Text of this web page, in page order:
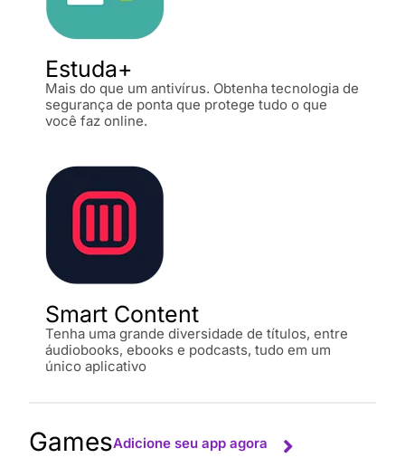
Estuda+
Mais do que um antivírus. Obtenha tecnologia de
segurança de ponta que protege tudo o que
você faz online.
Smart Content
Tenha uma grande diversidade de títulos, entre
áudiobooks, ebooks e podcasts, tudo em um
único aplicativo
GamesAdicione seu app agora